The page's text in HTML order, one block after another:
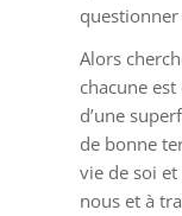
questionner
Alors
chacune
d’une
de bonne
vie de soi
nous et à